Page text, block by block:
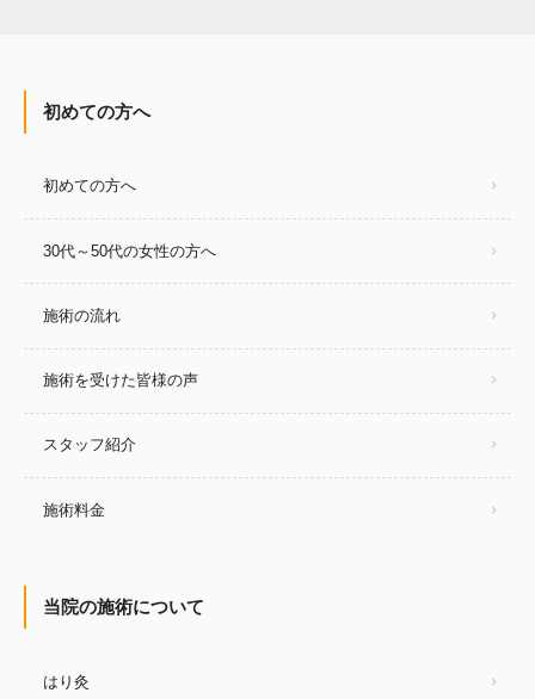
初めての方へ
初めての方へ
30代～50代の女性の方へ
施術の流れ
施術を受けた皆様の声
スタッフ紹介
施術料金
当院の施術について
はり灸